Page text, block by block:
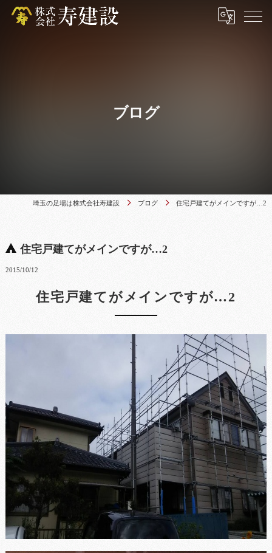
ブログ
埼玉の足場は株式会社寿建設 ブログ 住宅戸建てがメインですが…2
住宅戸建てがメインですが…2
2015/10/12
住宅戸建てがメインですが…2